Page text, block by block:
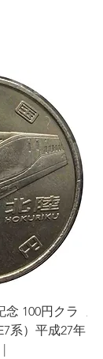
念 100円クラ
系）平成27年
|